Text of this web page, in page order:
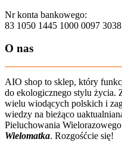
Nr konta bankowego:
83 1050 1445 1000 0097
O nas
AIO shop to sklep, który
do ekologicznego stylu życia.
wielu wiodących polskich i
wiedzy na bieżąco
Pieluchowania
Wielomatka. Rozgośćcie się!